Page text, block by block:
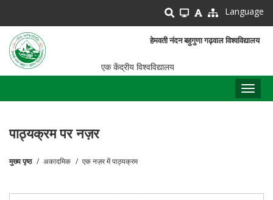
main
content
Language
हेमवती नंदन बहुगुणा गढ़वाल विश्वविद्यालय
एक केंद्रीय विश्वविद्यालय
पाठ्यक्रम पर नज़र
मुख्य पृष्ठ अकादमिक एक नज़र में पाठ्यक्रम